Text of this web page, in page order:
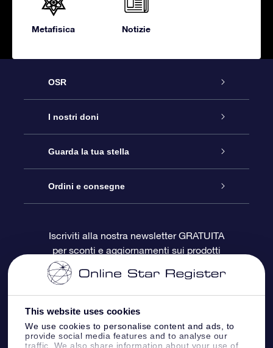
This website uses cookies
We use cookies to personalise content and ads, to
provide social media features and to analyse our
traffic. We also share information about your use of
Metafisica Notizie
OSR
Assistenza
Contattaci
Blog
OSR Recensioni
I nostri doni
Online Star Gift
Pacchetto regalo OSR
Gift Card OSR
Doni aziendali
Guarda la tua stella
Registro stellare
Star Page personalizzata
One Million Stars
OSR Starsaver
Ordini e consegne
Informazioni di Pagamento
Politica di reso
Iscriviti alla nostra newsletter GRATUITA
per sconti e aggiornamenti sui prodotti